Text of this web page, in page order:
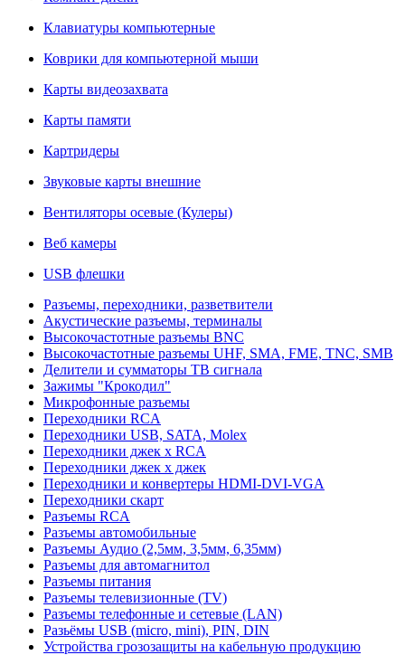
Клавиатуры компьютерные
Коврики для компьютерной мыши
Карты видеозахвата
Карты памяти
Картридеры
Звуковые карты внешние
Вентиляторы осевые (Кулеры)
Веб камеры
USB флешки
Разъемы, переходники, разветвители
Акустические разъемы, терминалы
Высокочастотные разъемы BNC
Высокочастотные разъемы UHF, SMA, FME, TNC, SMB
Делители и сумматоры ТВ сигнала
Зажимы "Крокодил"
Микрофонные разъемы
Переходники RCA
Переходники USB, SATA, Molex
Переходники джек х RCA
Переходники джек х джек
Переходники и конвертеры HDMI-DVI-VGA
Переходники скарт
Разъемы RCA
Разъемы автомобильные
Разъемы Аудио (2,5мм, 3,5мм, 6,35мм)
Разъемы для автомагнитол
Разъемы питания
Разъемы телевизионные (TV)
Разъемы телефонные и сетевые (LAN)
Разьёмы USB (micro, mini), PIN, DIN
Устройства грозозащиты на кабельную продукцию